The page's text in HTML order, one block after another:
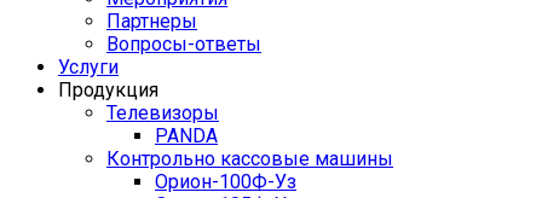
Партнеры
Вопросы-ответы
Услуги
Продукция
Телевизоры
PANDA
Контрольно кассовые машины
Орион-100Ф-Уз